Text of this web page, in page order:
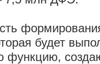
будет
функцию,